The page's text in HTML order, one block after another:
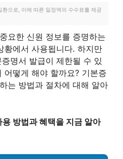
으로, 이에 따른 일정액의 수수료를 제공
요한 신원 정보를 증명하는
황에서 사용됩니다. 하지만
명서 발급이 제한될 수 있
어떻게 해야 할까요? 기본증
는 방법과 절차에 대해 알아
방법과 혜택을 지금 알아